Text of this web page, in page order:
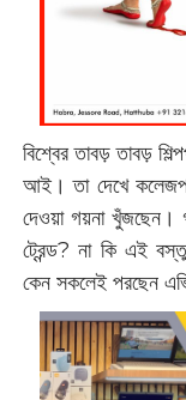
বিশ্বের তাবড় তাবড়
আই। তা দেখে
দেওয়া গয়না খুঁজছেন।
ট্রেন্ড? না কি এই
কেন সকলেই পরছেন